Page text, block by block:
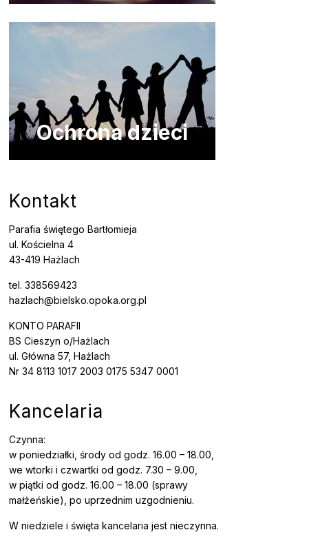
Ochrona dzieci
Kontakt
Parafia świętego Bartłomieja
ul. Kościelna 4
43-419 Hażlach
tel. 338569423
hazlach@bielsko.opoka.org.pl
KONTO PARAFII
BS Cieszyn o/Hażlach
ul. Główna 57, Hażlach
Nr 34 8113 1017 2003 0175 5347 0001
Kancelaria
Czynna:
w poniedziałki, środy od godz. 16.00 – 18.00,
we wtorki i czwartki od godz. 7.30 – 9.00,
w piątki od godz. 16.00 – 18.00 (sprawy
małżeńskie), po uprzednim uzgodnieniu.
W niedziele i święta kancelaria jest nieczynna.